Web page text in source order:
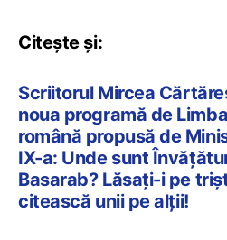
Citește și:
Scriitorul Mircea
noua programă de
română propusă de
IX-a: Unde sunt
Basarab? Lăsați-i pe
citească unii pe alții!